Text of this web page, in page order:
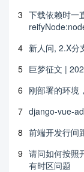
3 下载依赖时一
4 新人问, 2.X分
5 巨梦征文 |
6 刚部署的环境
7 django-vue-
8 前端开发行间
9 请问如何按照
有时区问题